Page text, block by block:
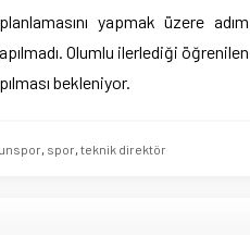
yapmak üzere adım
Olumlu ilerlediği öğrenilen
bekleniyor.
spor teknik direktör